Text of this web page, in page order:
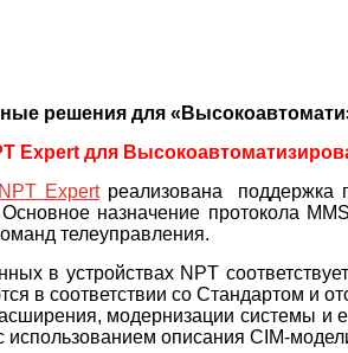
решения для
Expert для
Expertреализована поддержка
назначение протокола
телеуправления.
в устройствах NPT
в соответствии со Стандартом и
модернизации системы
использованием описания CIM-